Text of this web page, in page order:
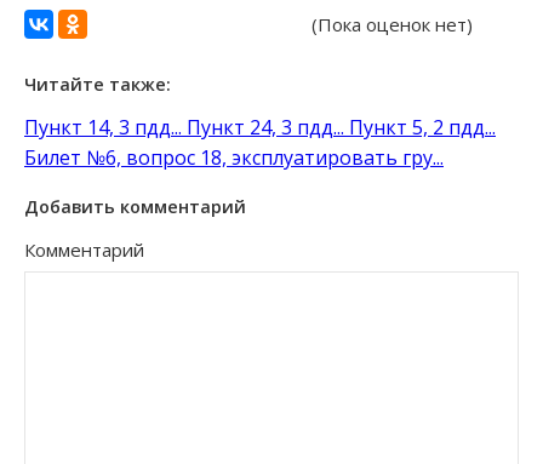
(Пока оценок нет)
Читайте также:
Пункт 14, 3 пдд... Пункт 24, 3 пдд... Пункт 5, 2 пдд...
Билет №6, вопрос 18, эксплуатировать гру...
Добавить комментарий
Комментарий